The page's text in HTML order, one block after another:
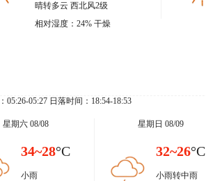
晴转多云 西北风2级
相对湿度：24% 干燥
05:26-05:27 日落时间：18:54-18:53
星期六 08/08
34~28°C
小雨
星期日 08/09
32~26°C
小雨转中雨